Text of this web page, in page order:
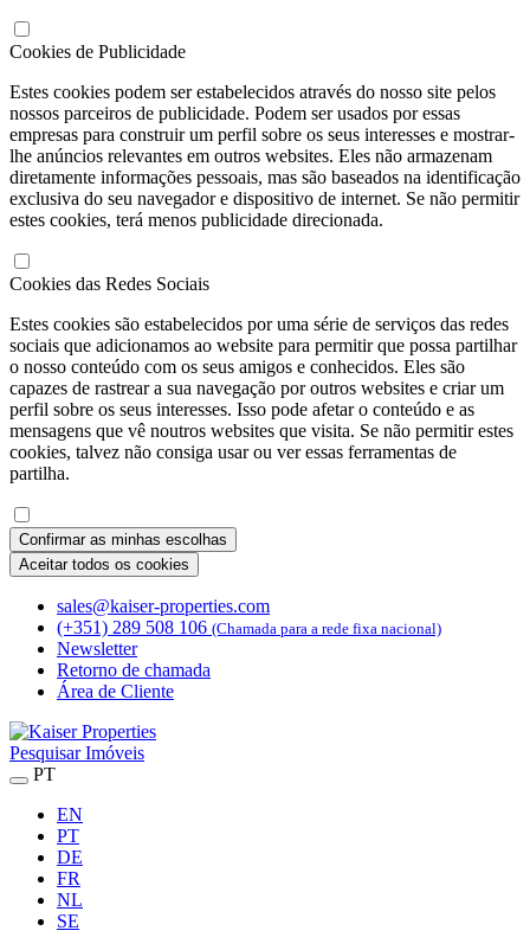
Cookies de Publicidade
Estes cookies podem ser estabelecidos através do nosso site pelos
nossos parceiros de publicidade. Podem ser usados por essas
empresas para construir um perfil sobre os seus interesses e mostrar-
lhe anúncios relevantes em outros websites. Eles não armazenam
diretamente informações pessoais, mas são baseados na identificação
exclusiva do seu navegador e dispositivo de internet. Se não permitir
estes cookies, terá menos publicidade direcionada.
Cookies das Redes Sociais
Estes cookies são estabelecidos por uma série de serviços das redes
sociais que adicionamos ao website para permitir que possa partilhar
o nosso conteúdo com os seus amigos e conhecidos. Eles são
capazes de rastrear a sua navegação por outros websites e criar um
perfil sobre os seus interesses. Isso pode afetar o conteúdo e as
mensagens que vê noutros websites que visita. Se não permitir estes
cookies, talvez não consiga usar ou ver essas ferramentas de
partilha.
Confirmar as minhas escolhas
Aceitar todos os cookies
sales@kaiser-properties.com
(+351) 289 508 106 (Chamada para a rede fixa nacional)
Newsletter
Retorno de chamada
Área de Cliente
Pesquisar Imóveis
PT
EN
PT
DE
FR
NL
SE